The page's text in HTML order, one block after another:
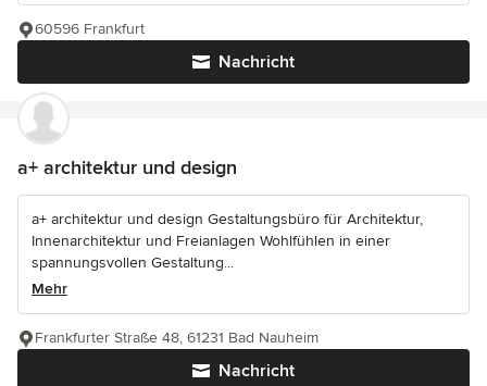
Nachricht
60596 Frankfurt
a+ architektur und design
a+ architektur und design Gestaltungsbüro für Architektur,
Innenarchitektur und Freianlagen Wohlfühlen in einer
spannungsvollen Gestaltung...
Mehr
Nachricht
Frankfurter Straße 48, 61231 Bad Nauheim